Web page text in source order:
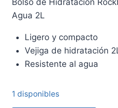
Agua 2L
Ligero y compacto
Vejiga de hidratación
Resistente al agua
1 disponibles